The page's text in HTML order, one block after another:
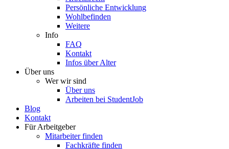
Persönliche Entwicklung
Wohlbefinden
Weitere
Info
FAQ
Kontakt
Infos über Alter
Über uns
Wer wir sind
Über uns
Arbeiten bei StudentJob
Blog
Kontakt
Für Arbeitgeber
Mitarbeiter finden
Fachkräfte finden